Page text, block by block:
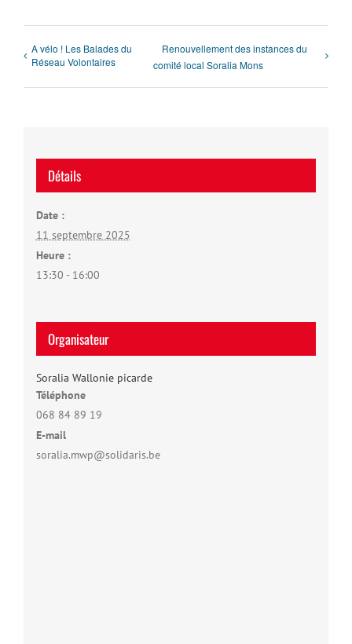
A vélo ! Les Balades du
Réseau Volontaires
Renouvellement des instances du
comité local Soralia Mons
Détails
Date :
11 septembre 2025
Heure :
13:30 - 16:00
Organisateur
Soralia Wallonie picarde
Téléphone
068 84 89 19
E-mail
soralia.mwp@solidaris.be